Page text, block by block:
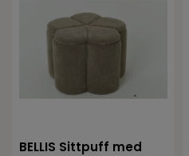
BELLIS Sittpuff med